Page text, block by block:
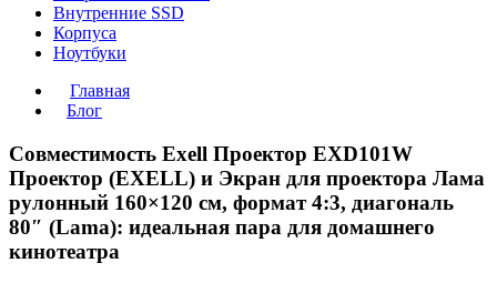
Внутренние SSD
Корпуса
Ноутбуки
Главная
Блог
Совместимость Exell Проектор EXD101W
Проектор (EXELL) и Экран для проектора Лама
рулонный 160×120 см, формат 4:3, диагональ
80″ (Lama): идеальная пара для домашнего
кинотеатра